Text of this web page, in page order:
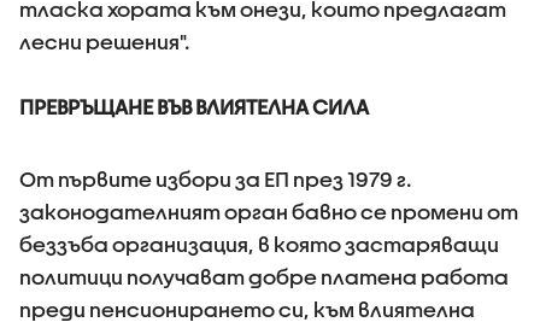
тласка хората към онези, които предлагат
лесни решения".
ПРЕВРЪЩАНЕ ВЪВ ВЛИЯТЕЛНА СИЛА
От първите избори за ЕП през 1979 г.
законодателният орган бавно се промени от
беззъба организация, в която застаряващи
политици получават добре платена работа
преди пенсионирането си, към влиятелна